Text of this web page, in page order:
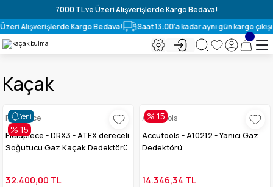
7000 TL ve Üzeri Alışverişlerde Kargo Bedava!
Alışverişlerde Kargo Bedava!
Saat 13:00'a kadar aynı gün kargo
Kaçak
Yeni
% 15
Fieldpiece
Fieldpiece - DRX3 - ATEX dereceli
Soğutucu Gaz Kaçak Dedektörü
32.400,00 TL
% 15
Accutools
Accutools - A10212 - Yanıcı Gaz
Dedektörü
14.346,34 TL